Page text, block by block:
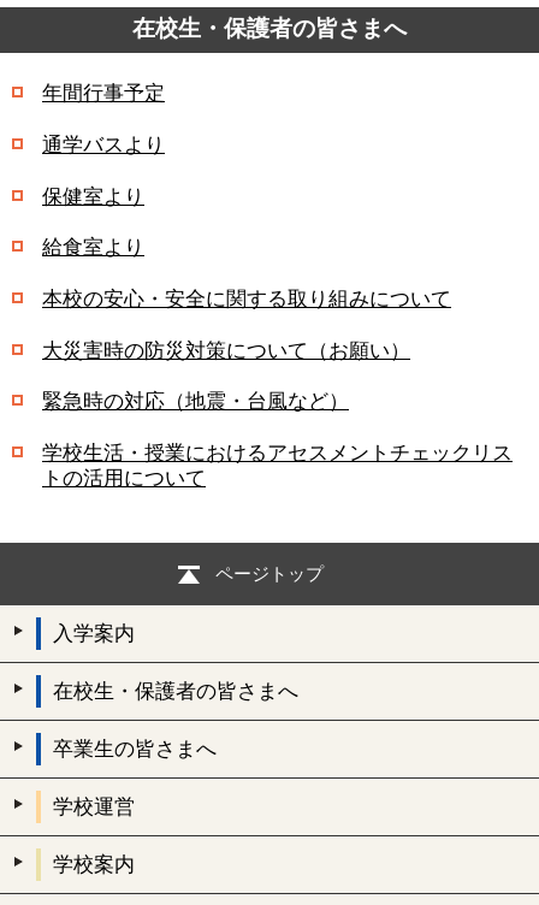
在校生・保護者の皆さまへ
年間行事予定
通学バスより
保健室より
給食室より
本校の安心・安全に関する取り組みについて
大災害時の防災対策について（お願い）
緊急時の対応（地震・台風など）
学校生活・授業におけるアセスメントチェックリス
トの活用について
ページトップ
入学案内
在校生・保護者の皆さまへ
卒業生の皆さまへ
学校運営
学校案内